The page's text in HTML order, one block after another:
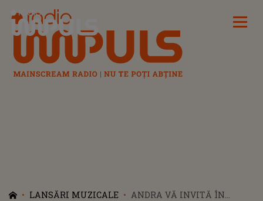
Radio Impuls
LANSĂRI MUZICALE
ANDRA VĂ INVITĂ ÎN